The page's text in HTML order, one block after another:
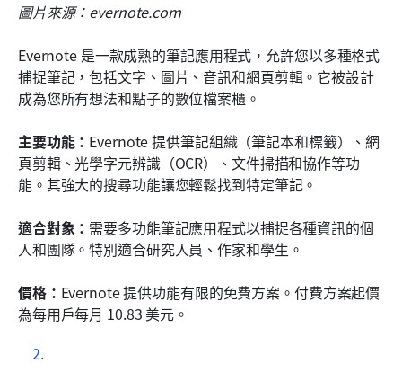
圖片來源：evernote.com
Evernote 是一款成熟的筆記應用程式，允許您以多種格式
捕捉筆記，包括文字、圖片、音訊和網頁剪輯。它被設計
成為您所有想法和點子的數位檔案櫃。
主要功能： Evernote 提供筆記組織（筆記本和標籤）、網
頁剪輯、光學字元辨識（OCR）、文件掃描和協作等功
能。其強大的搜尋功能讓您輕鬆找到特定筆記。
適合對象： 需要多功能筆記應用程式以捕捉各種資訊的個
人和團隊。特別適合研究人員、作家和學生。
價格： Evernote 提供功能有限的免費方案。付費方案起價
為每用戶每月 10.83 美元。